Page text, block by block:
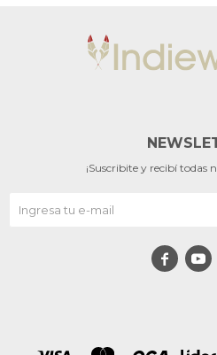
¡Suscribite y recibí todas
 